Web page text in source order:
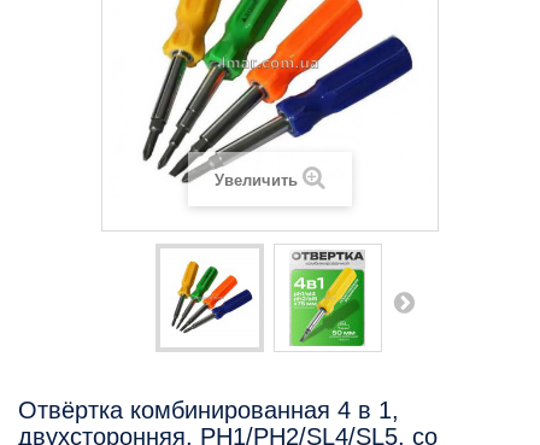
Увеличить
Отвёртка комбинированная 4 в 1,
двухсторонняя, PH1/PH2/SL4/SL5, со